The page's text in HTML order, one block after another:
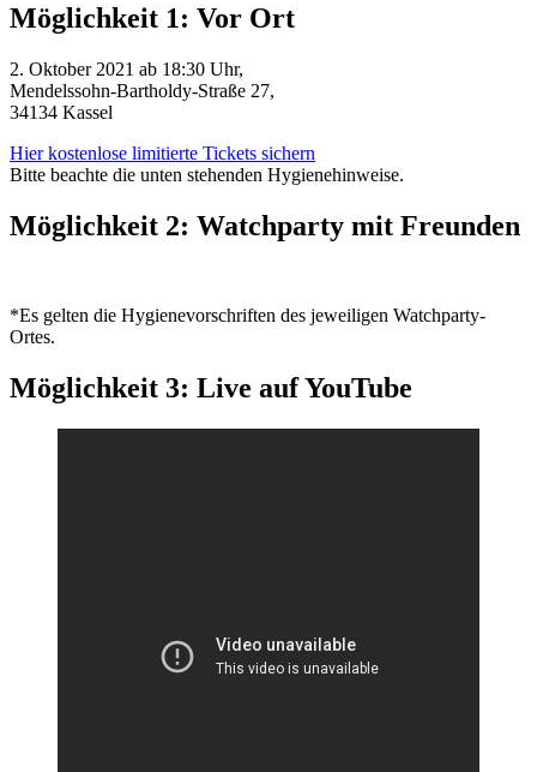
Möglichkeit 1: Vor Ort
2. Oktober 2021 ab 18:30 Uhr,
Mendelssohn-Bartholdy-Straße 27,
34134 Kassel
Hier kostenlose limitierte Tickets sichern
Bitte beachte die unten stehenden Hygienehinweise.
Möglichkeit 2: Watchparty mit Freunden
*Es gelten die Hygienevorschriften des jeweiligen Watchparty-
Ortes.
Möglichkeit 3: Live auf YouTube